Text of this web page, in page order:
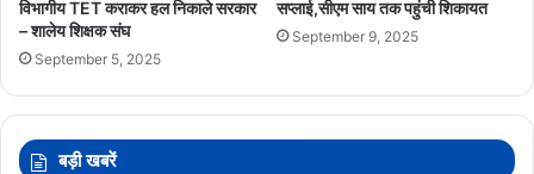
विभागीय TET कराकर हल निकाले सरकार
– शालेय शिक्षक संघ
September 5, 2025
सप्लाई,सीएम साय तक पहुंची शिकायत
September 9, 2025
बड़ी खबरें